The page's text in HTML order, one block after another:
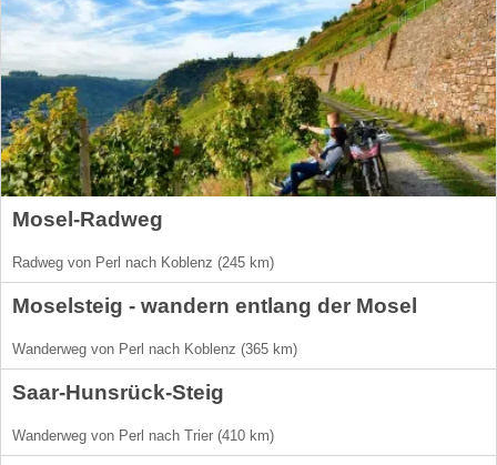
Mosel-Radweg
Radweg von Perl nach Koblenz (245 km)
Moselsteig - wandern entlang der Mosel
Wanderweg von Perl nach Koblenz (365 km)
Saar-Hunsrück-Steig
Wanderweg von Perl nach Trier (410 km)